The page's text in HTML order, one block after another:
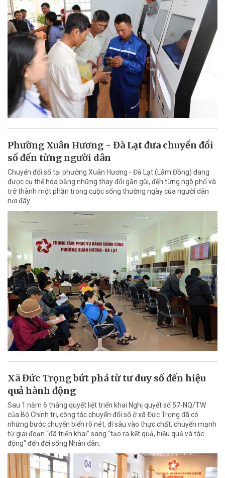
Phường Xuân Hương - Đà Lạt đưa chuyển đổi
số đến từng người dân
Chuyển đổi số tại phường Xuân Hương - Đà Lạt (Lâm Đồng) đang
được cụ thể hóa bằng những thay đổi gần gũi, đến từng ngõ phố và
trở thành một phần trong cuộc sống thường ngày của người dân
nơi đây.
Xã Đức Trọng bứt phá từ tư duy số đến hiệu
quả hành động
Sau 1 năm 6 tháng quyết liệt triển khai Nghị quyết số 57-NQ/TW
của Bộ Chính trị, công tác chuyển đổi số ở xã Đức Trọng đã có
những bước chuyển biến rõ nét, đi sâu vào thực chất, chuyển mạnh
từ giai đoạn “đã triển khai” sang “tạo ra kết quả, hiệu quả và tác
động” đến đời sống Nhân dân.